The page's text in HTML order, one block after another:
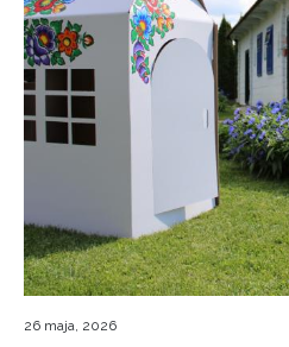
26 maja, 2026